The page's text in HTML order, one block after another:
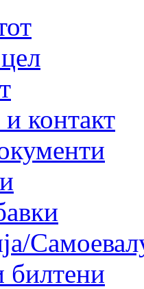
контакт
билтени